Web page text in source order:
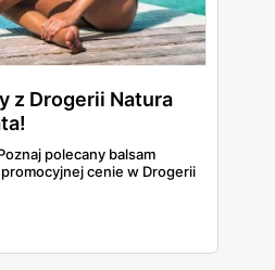
z Drogerii Natura
polecany balsam
cenie w Drogerii